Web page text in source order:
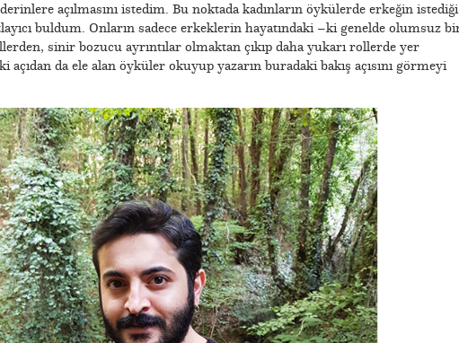
derinlere açılmasını istedim. Bu noktada kadınların öykülerde erkeğin istediği
buldum. Onların sadece erkeklerin hayatındaki –ki genelde olumsuz
sinir bozucu ayrıntılar olmaktan çıkıp daha yukarı rollerde yer
açıdan da ele alan öyküler okuyup yazarın buradaki bakış açısını görmeyi